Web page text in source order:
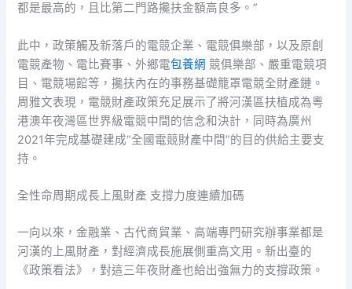
都是最高的，且比第二門路攙扶金額高良多。”
此中，政策觸及新落戶的電競企業、電競俱樂部，以及原創
電競產物、電比賽事、外鄉電包養網 競俱樂部、嚴重電競項
目、電競場館等，攙扶內在的事務基礎籠罩電競全財產鏈。
周雅文表現，電競財產政策充足展示了將河漢區扶植成為粵
港澳年夜灣區世界級電競中間的信念和決計，同時為廣州
2021年完成基礎建成“全國電競財產中間”的目的供給主要支
持。
全性命周期成長上風財產 支撐力度連續加碼
一向以來，金融業、古代商貿業、高端專門研究辦事業都是
河漢的上風財產，對經濟成長施展側重高文用。新出臺的
《政策看法》，對這三年夜財產也給出強無力的支撐政策。